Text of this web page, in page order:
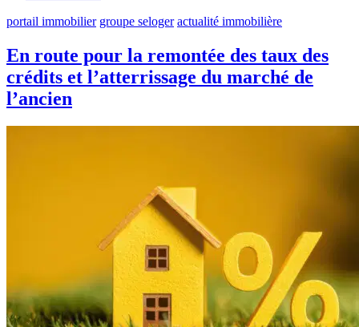
portail immobilier groupe seloger actualité immobilière
En route pour la remontée des taux des
crédits et l’atterrissage du marché de
l’ancien